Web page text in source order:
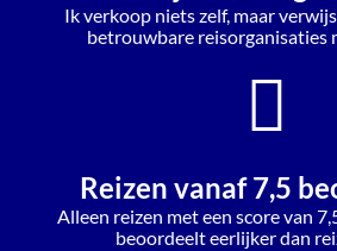
Ik verkoop niets zelf, maar
betrouwbare reisorganisaties
Reizen vanaf 7,5
Alleen reizen met een score van
beoordeelt eerlijker dan